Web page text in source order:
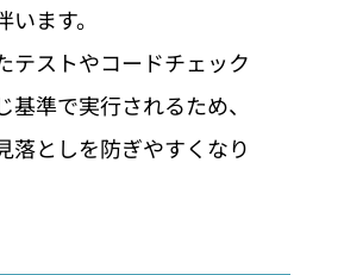
ます。
テストやコードチェック
基準で実行されるため、
落としを防ぎやすくなり